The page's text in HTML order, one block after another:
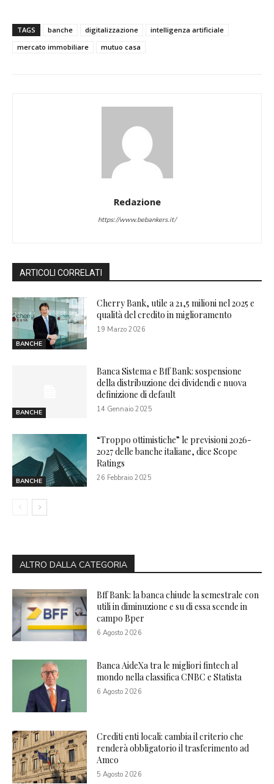
TAGS banche digitalizzazione
intelligenza artificiale
mercato immobiliare
mutuo casa
Redazione
https://www.bebankers.it/
ARTICOLI CORRELATI
BANCHE
Cherry Bank, utile a 21,5 milioni nel 2025 e
qualità del credito in miglioramento
19 Marzo 2026
BANCHE
Banca Sistema e Bff Bank: sospensione
della distribuzione dei dividendi e nuova
definizione di default
14 Gennaio 2025
BANCHE
“Troppo ottimistiche” le previsioni 2026-
2027 delle banche italiane, dice Scope
Ratings
26 Febbraio 2025
ALTRO DALLA CATEGORIA
Bff Bank: la banca chiude la semestrale con
utili in diminuzione e su di essa scende in
campo Bper
6 Agosto 2026
Banca AideXa tra le migliori fintech al
mondo nella classifica CNBC e Statista
6 Agosto 2026
Crediti enti locali: cambia il criterio che
renderà obbligatorio il trasferimento ad
Amco
5 Agosto 2026